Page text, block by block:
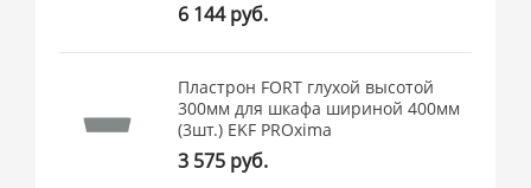
6 144 руб.
Пластрон FORT глухой высотой
300мм для шкафа шириной 400мм
(3шт.) EKF PROxima
3 575 руб.